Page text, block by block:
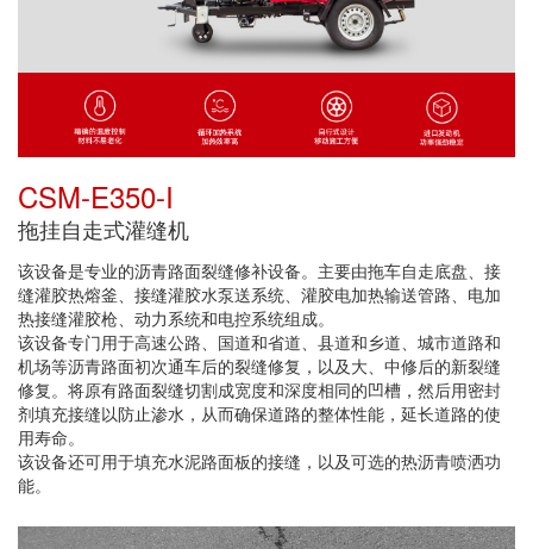
CSM-E350-I
拖挂自走式灌缝机
该设备是专业的沥青路面裂缝修补设备。主要由拖车自走底盘、接
缝灌胶热熔釜、接缝灌胶水泵送系统、灌胶电加热输送管路、电加
热接缝灌胶枪、动力系统和电控系统组成。
该设备专门用于高速公路、国道和省道、县道和乡道、城市道路和
机场等沥青路面初次通车后的裂缝修复，以及大、中修后的新裂缝
修复。将原有路面裂缝切割成宽度和深度相同的凹槽，然后用密封
剂填充接缝以防止渗水，从而确保道路的整体性能，延长道路的使
用寿命。
该设备还可用于填充水泥路面板的接缝，以及可选的热沥青喷洒功
能。